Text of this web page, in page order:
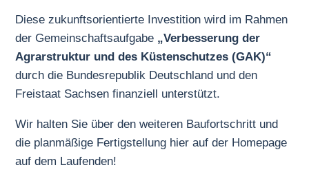
Diese zukunftsorientierte Investition wird im Rahmen
der Gemeinschaftsaufgabe „Verbesserung der
Agrarstruktur und des Küstenschutzes (GAK)“
durch die Bundesrepublik Deutschland und den
Freistaat Sachsen finanziell unterstützt.
Wir halten Sie über den weiteren Baufortschritt und
die planmäßige Fertigstellung hier auf der Homepage
auf dem Laufenden!